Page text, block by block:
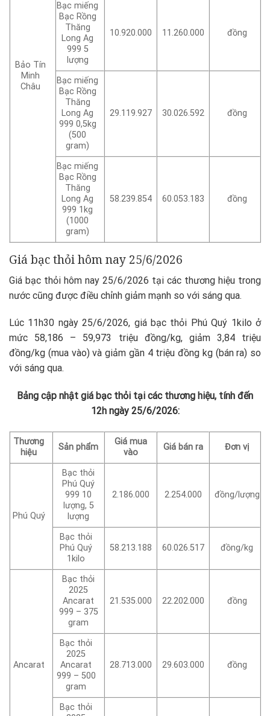
Bảo Tín
Minh
Châu
Bạc miếng
Bạc Rồng
Thăng
Long Ag
999 5
lượng
10.920.000 11.260.000 đồng
Bạc miếng
Bạc Rồng
Thăng
Long Ag
999 0,5kg
(500
gram)
29.119.927 30.026.592 đồng
Bạc miếng
Bạc Rồng
Thăng
Long Ag
999 1kg
(1000
gram)
58.239.854 60.053.183 đồng
Giá bạc thỏi hôm nay 25/6/2026
Giá bạc thỏi hôm nay 25/6/2026 tại các thương hiệu trong
nước cũng được điều chỉnh giảm mạnh so với sáng qua.
Lúc 11h30 ngày 25/6/2026, giá bạc thỏi Phú Quý 1kilo ở
mức 58,186 – 59,973 triệu đồng/kg, giảm 3,84 triệu
đồng/kg (mua vào) và giảm gần 4 triệu đồng kg (bán ra) so
với sáng qua.
Bảng cập nhật giá bạc thỏi tại các thương hiệu, tính đến
12h ngày 25/6/2026:
Thương
hiệu
Sản phẩm
Giá mua
vào
Giá bán ra Đơn vị
Phú Quý
Bạc thỏi
Phú Quý
999 10
lượng, 5
lượng
2.186.000 2.254.000 đồng/lượng
Bạc thỏi
Phú Quý
1kilo
58.213.188 60.026.517 đồng/kg
Ancarat
Bạc thỏi
2025
Ancarat
999 – 375
gram
21.535.000 22.202.000 đồng
Bạc thỏi
2025
Ancarat
999 – 500
gram
28.713.000 29.603.000 đồng
Bạc thỏi